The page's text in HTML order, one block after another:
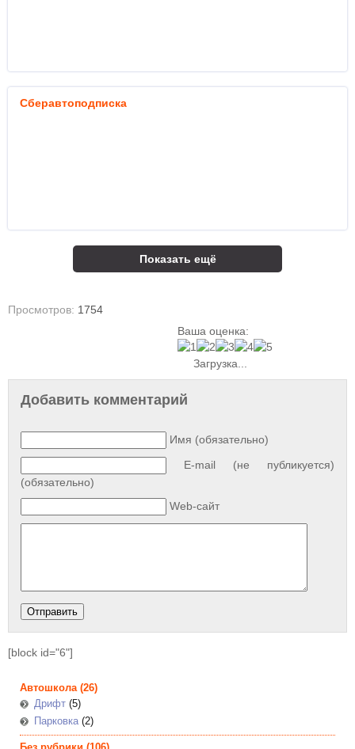
Сберавтоподписка
Показать ещё
Просмотров: 1754
Ваша оценка:
Загрузка...
Добавить комментарий
Имя (обязательно)
E-mail (не публикуется)
(обязательно)
Web-сайт
[block id="6"]
Автошкола(26)
Дрифт (5)
Парковка(2)